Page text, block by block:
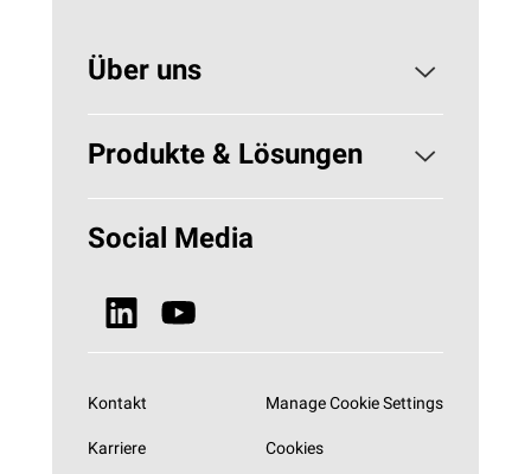
Über uns
Konzerngeschichte
Nachhaltigkeit
Neuigkeiten, Blogs & Presse
Produkte & Lösungen
Gebäudedämmung
Social Media
Kontakt
Karriere
Manage Cookie Settings
Cookies